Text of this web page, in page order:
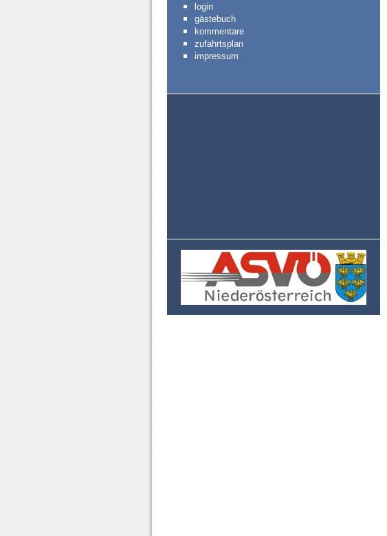
login
gästebuch
kommentare
zufahrtsplan
impressum